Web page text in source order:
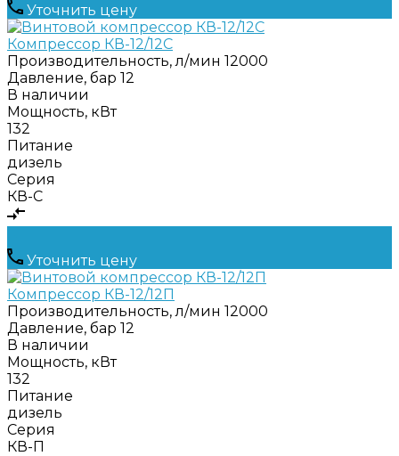
Уточнить цену
Компрессор КВ-12/12С
Производительность, л/мин 12000
Давление, бар 12
В наличии
Мощность, кВт
132
Питание
дизель
Серия
КВ-С
Уточнить цену
Компрессор КВ-12/12П
Производительность, л/мин 12000
Давление, бар 12
В наличии
Мощность, кВт
132
Питание
дизель
Серия
КВ-П